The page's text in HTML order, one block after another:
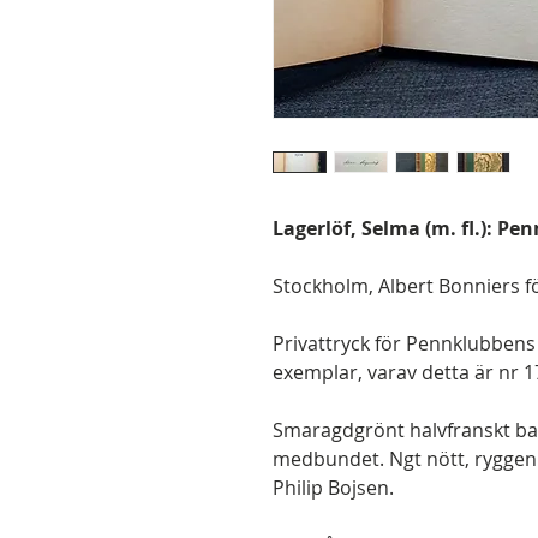
Lagerlöf, Selma (m. fl.):
Stockholm, Albert Bonniers
Privattryck för
exemplar, varav detta är nr
Smaragdgrönt halvfranskt
medbundet. Ngt nött,
Philip Bojsen.